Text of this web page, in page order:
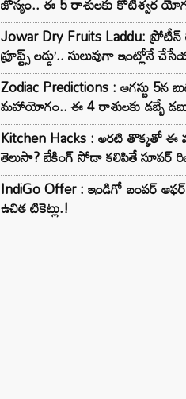
Jowar Dry Fruits Laddu: ప్రోటీన్
ఫ్రూప్ట్స్ లడ్డు’.. సులువుగా ఇంట్లోనే
Zodiac Predictions : ఆగస్టు 5న
మహాయోగం.. ఈ 4 రాశులకు డబ్బే
Kitchen Hacks : అరటి తొక్కతో
తెలుసా? బేకింగ్ సోడా కలిపితే సూపర్
IndiGo Offer : ఇండిగో బంపర్
ఉచిత టికెట్లు.!